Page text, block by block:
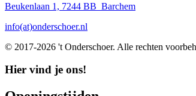
Beukenlaan 1, 7244 BB Barchem
info(at)onderschoer.nl
© 2017-2026 't Onderschoer. Alle rechten
Hier vind je ons!